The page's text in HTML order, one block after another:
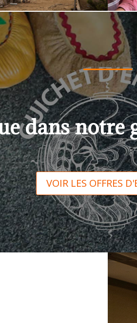
dans notre
VOIR LES OFFRES